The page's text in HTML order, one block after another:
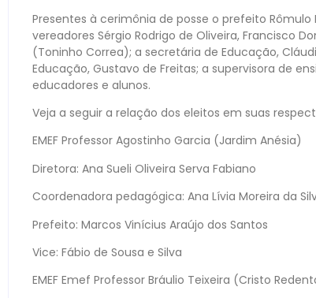
Presentes à cerimônia de posse o prefeito
vereadores Sérgio Rodrigo de Oliveira, Francisco
(Toninho Correa); a secretária de Educação,
Educação, Gustavo de Freitas; a supervisora de
educadores e alunos.
Veja a seguir a relação dos eleitos em suas
EMEF Professor Agostinho Garcia (Jardim Anésia)
Diretora: Ana Sueli Oliveira Serva Fabiano
Coordenadora pedagógica: Ana Lívia Moreira da
Prefeito: Marcos Vinícius Araújo dos Santos
Vice: Fábio de Sousa e Silva
EMEF Emef Professor Bráulio Teixeira (Cristo